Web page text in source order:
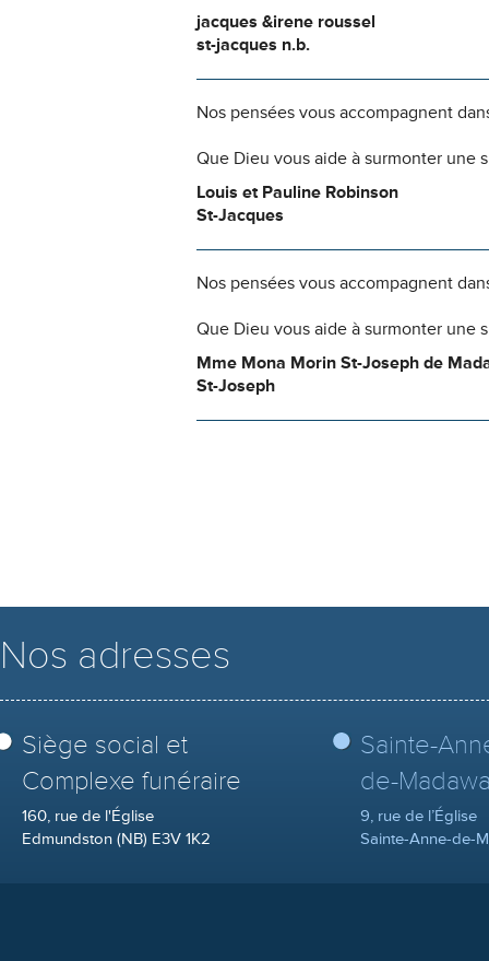
jacques &irene roussel
st-jacques n.b.
Nos pensées vous accompagnent
Que Dieu vous aide à surmonter une
Louis et Pauline Robinson
St-Jacques
Nos pensées vous accompagnent
Que Dieu vous aide à surmonter une
Mme Mona Morin St-Joseph de
St-Joseph
Nos adresses
Siège social et
Complexe funéraire
160, rue de l'Église
Edmundston (NB) E3V 1K2
Sainte-
de-
9, rue de l’Église
Sainte-Anne-de-